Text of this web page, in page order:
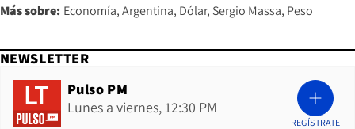
Más sobre: Economía Argentina Dólar Sergio Massa Peso
NEWSLETTER
Pulso PM
Lunes a viernes, 12:30 PM
REGÍSTRATE